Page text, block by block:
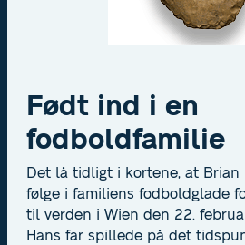
Født ind i en
fodboldfamilie
Det lå tidligt i kortene, at
følge i familiens fodboldglade
til verden i Wien den 22.
Hans far spillede på det